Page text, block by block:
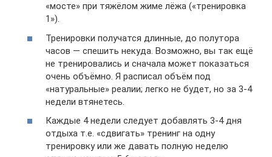
«мосте» при тяжёлом жиме лёжа («тренировка
1»).
Тренировки получатся длинные, до полутора
часов — спешить некуда. Возможно, вы так ещё
не тренировались и сначала может показаться
очень объёмно. Я расписал объём под
«натуральные» реалии; легко не будет, но за 3-4
недели втянетесь.
Каждые 4 недели следует добавлять 3-4 дня
отдыха т.е. «сдвигать» тренинг на одну
тренировку или же давать полную неделю